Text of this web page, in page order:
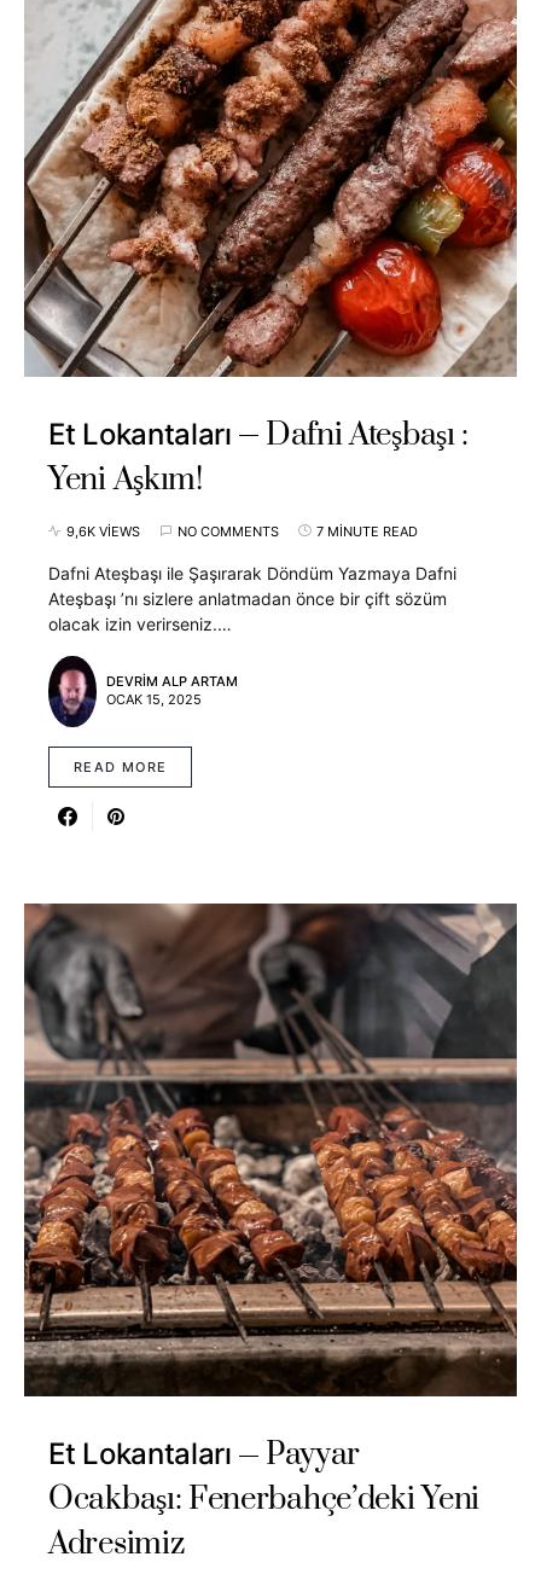
Et Lokantaları
Dafni Ateşbaşı :
Yeni Aşkım!
9,6K VIEWS NO COMMENTS 7 MINUTE READ
Dafni Ateşbaşı ile Şaşırarak Döndüm Yazmaya Dafni
Ateşbaşı ’nı sizlere anlatmadan önce bir çift sözüm
olacak izin verirseniz.…
DEVRIM ALP ARTAM
OCAK 15, 2025
READ MORE
Et Lokantaları
Payyar
Ocakbaşı: Fenerbahçe’deki Yeni
Adresimiz